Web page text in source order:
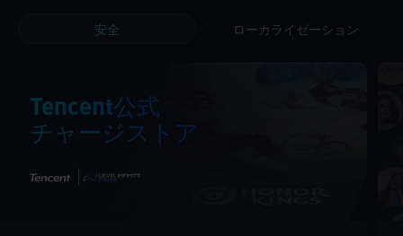
安全 ローカライゼーション
Tencent公式
チャージストア